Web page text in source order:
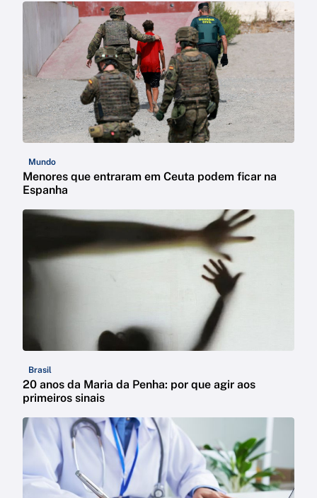
Mundo
Menores que entraram em Ceuta podem ficar na
Espanha
Brasil
20 anos da Maria da Penha: por que agir aos
primeiros sinais